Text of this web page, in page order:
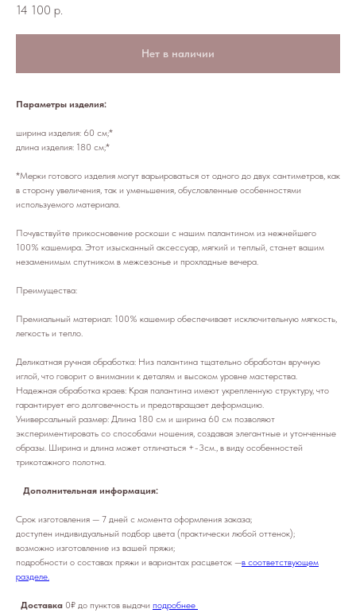
14 100 р.
Нет в наличии
Параметры изделия:
ширина изделия: 60 см;*
длина изделия: 180 см;*
*Мерки готового изделия могут варьироваться от одного до двух сантиметров, как
в сторону увеличения, так и уменьшения, обусловленные особенностями
используемого материала.
Почувствуйте прикосновение роскоши с нашим палантином из нежнейшего
100% кашемира. Этот изысканный аксессуар, мягкий и теплый, станет вашим
незаменимым спутником в межсезонье и прохладные вечера.
Преимущества:
Премиальный материал: 100% кашемир обеспечивает исключительную мягкость,
легкость и тепло.
Деликатная ручная обработка: Низ палантина тщательно обработан вручную
иглой, что говорит о внимании к деталям и высоком уровне мастерства.
Надежная обработка краев: Края палантина имеют укрепленную структуру, что
гарантирует его долговечность и предотвращает деформацию.
Универсальный размер: Длина 180 см и ширина 60 см позволяют
экспериментировать со способами ношения, создавая элегантные и утонченные
образы. Ширина и длина может отличаться +-3см., в виду особенностей
трикотажного полотна.
Дополнительная информация:
Срок изготовления — 7 дней с момента оформления заказа;
доступен индивидуальный подбор цвета (практически любой оттенок);
возможно изготовление из вашей пряжи;
подробности о составах пряжи и вариантах расцветок —в соответствующем
разделе.
Доставка 0₽ до пунктов выдачи подробнее